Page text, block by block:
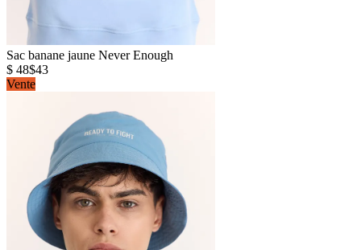
Sac banane jaune Never Enough
$ 48$43
Vente